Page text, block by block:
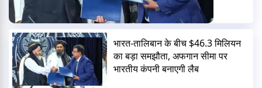
भारत-तालिबान के बीच $46.3 मिलियन
का बड़ा समझौता, अफगान सीमा पर
भारतीय कंपनी बनाएगी लैब